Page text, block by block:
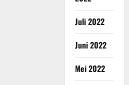
Juli 2022
Juni 2022
Mei 2022